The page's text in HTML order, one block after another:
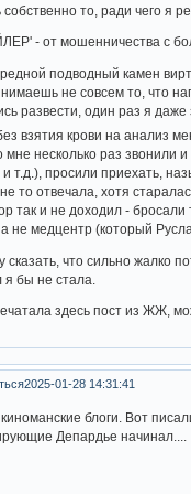
собственно то, ради чего я
- от мошенничества с
подводный камен
не совсем то, что
развести, один раз я
взятия крови на анализ
мне несколько раз звонили
и т.д.), просили приехать,
то отвечала, хотя
так и не доходил -
не медцентр (который
сказать, что сильно жалко
я бы не стала.
здесь пост из ЖЖ,
2025-01-28 14:31:41
блоги. Вот
Депардье начинал....